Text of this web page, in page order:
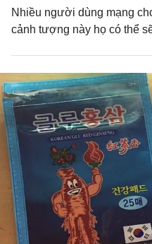
Nhiều người dùng mạng
cảnh tượng này họ có thể